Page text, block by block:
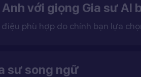
với giọng Gia sư AI
phù hợp do chính bạn lựa
sư song ngữ